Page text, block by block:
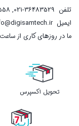
تلفن 021-36483529
,
ایمیل
ما در روزهای کاری از ساعت ۹ صبح تا ۱۹ پاسخگوی شما هستیم
تحویل اکسپرس